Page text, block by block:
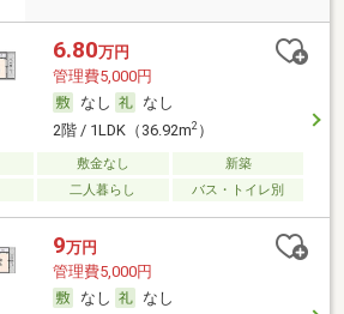
6.80万円
管理費5,000円
なし
なし
2階 / 1LDK（36.92m2）
敷金なし
新築
二人暮らし バス・トイレ別
9万円
管理費5,000円
なし
なし